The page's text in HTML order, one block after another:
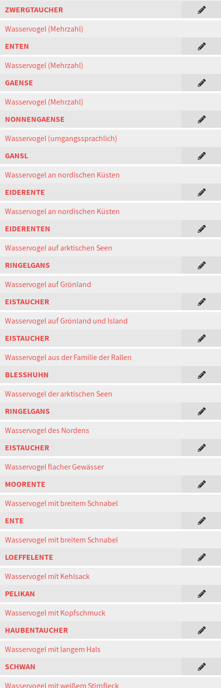
ZWERGTAUCHER
Wasservogel (Mehrzahl)
ENTEN
Wasservogel (Mehrzahl)
GAENSE
Wasservogel (Mehrzahl)
NONNENGAENSE
Wasservogel (umgangssprachlich)
GANSL
Wasservogel an nordischen Küsten
EIDERENTE
Wasservogel an nordischen Küsten
EIDERENTEN
Wasservogel auf arktischen Seen
RINGELGANS
Wasservogel auf Grönland
EISTAUCHER
Wasservogel auf Grönland und Island
EISTAUCHER
Wasservogel aus der Familie der Rallen
BLESSHUHN
Wasservogel der arktischen Seen
RINGELGANS
Wasservogel des Nordens
EISTAUCHER
Wasservogel flacher Gewässer
MOORENTE
Wasservogel mit breitem Schnabel
ENTE
Wasservogel mit breitem Schnabel
LOEFFELENTE
Wasservogel mit Kehlsack
PELIKAN
Wasservogel mit Kopfschmuck
HAUBENTAUCHER
Wasservogel mit langem Hals
SCHWAN
Wasservogel mit weißem Stirnfleck